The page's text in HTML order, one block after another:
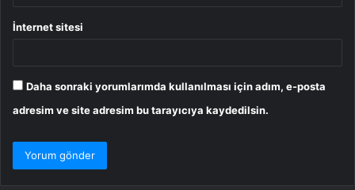
İnternet sitesi
Daha sonraki yorumlarımda kullanılması için adım, e-posta
adresim ve site adresim bu tarayıcıya kaydedilsin.